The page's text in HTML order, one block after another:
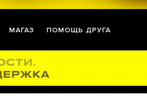
МАГАЗ ПОМОЩЬ ДРУГА